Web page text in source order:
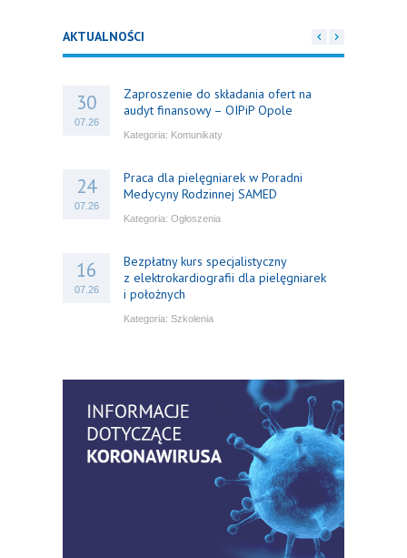
AKTUALNOŚCI
30
07.26
Zaproszenie do składania ofert na
audyt finansowy – OIPiP Opole
Kategoria: Komunikaty
24
07.26
Praca dla pielęgniarek w Poradni
Medycyny Rodzinnej SAMED
Kategoria: Ogłoszenia
16
07.26
Bezpłatny kurs specjalistyczny
z elektrokardiografii dla pielęgniarek
i położnych
Kategoria: Szkolenia
praktyki – aktualny konsensus ekspertów
w dostępie naczyniowym
Kategoria:Szkolenia
06
Zaproszenie na Ogólnopolską
Konferencję Naukową „Terminologia
w pielęgniarstwie – komunikacja,
standaryzacja, praktyka”